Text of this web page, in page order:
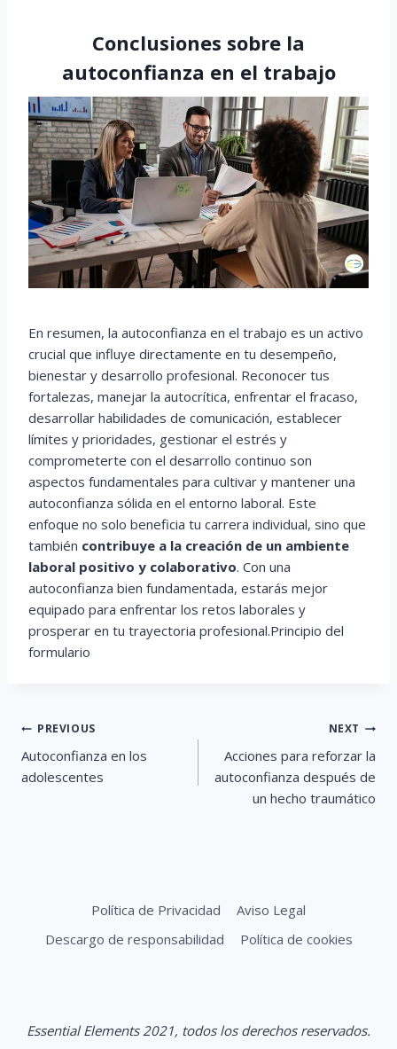
Conclusiones sobre la
autoconfianza en el trabajo
En resumen, la autoconfianza en el trabajo es un activo
crucial que influye directamente en tu desempeño,
bienestar y desarrollo profesional. Reconocer tus
fortalezas, manejar la autocrítica, enfrentar el fracaso,
desarrollar habilidades de comunicación, establecer
límites y prioridades, gestionar el estrés y
comprometerte con el desarrollo continuo son
aspectos fundamentales para cultivar y mantener una
autoconfianza sólida en el entorno laboral. Este
enfoque no solo beneficia tu carrera individual, sino que
también contribuye a la creación de un ambiente
laboral positivo y colaborativo. Con una
autoconfianza bien fundamentada, estarás mejor
equipado para enfrentar los retos laborales y
prosperar en tu trayectoria profesional.Principio del
formulario
Post
navigation
PREVIOUS
Autoconfianza en los
adolescentes
NEXT
Acciones para reforzar la
autoconfianza después de
un hecho traumático
Política de Privacidad
Aviso Legal
Descargo de responsabilidad
Política de cookies
EssentialElements2021, todos los derechos reservados.